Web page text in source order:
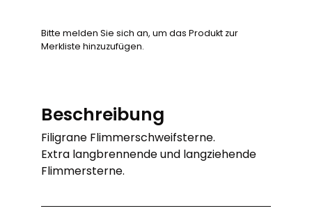
Bitte melden Sie sich an, um das Produkt zur
Merkliste hinzuzufügen.
Beschreibung
Filigrane Flimmerschweifsterne.
Extra langbrennende und langziehende
Flimmersterne.